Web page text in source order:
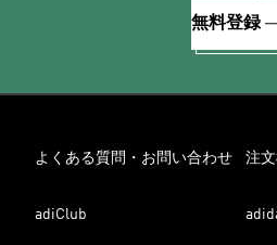
無料登録
よくある質問・お問い合わせ 注
adiClub